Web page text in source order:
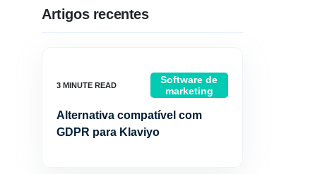
Artigos recentes
Software de
marketing
Alternativa compatível com
GDPR para Klaviyo